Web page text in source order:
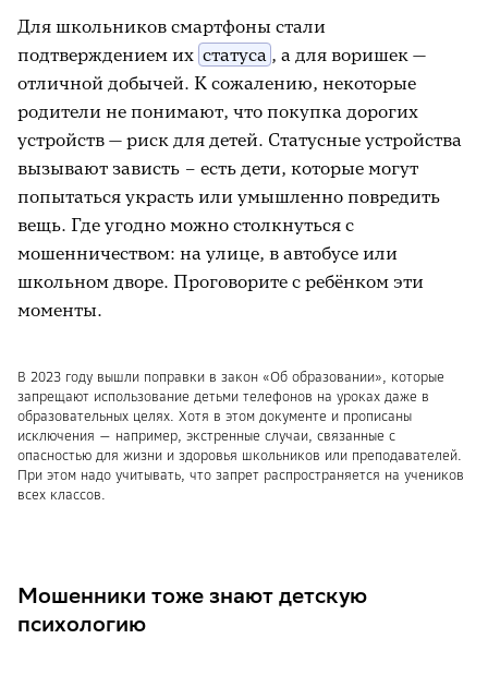
спокойствие и тренируем терпение
Для школьников смартфоны стали
подтверждением их статуса , а для воришек —
отличной добычей. К сожалению, некоторые
родители не понимают, что покупка дорогих
устройств — риск для детей. Статусные устройства
вызывают зависть – есть дети, которые могут
попытаться украсть или умышленно повредить
вещь. Где угодно можно столкнуться с
мошенничеством: на улице, в автобусе или
школьном дворе. Проговорите с ребёнком эти
моменты.
В 2023 году вышли поправки в закон «Об образовании», которые
запрещают использование детьми телефонов на уроках даже в
образовательных целях. Хотя в этом документе и прописаны
исключения — например, экстренные случаи, связанные с
опасностью для жизни и здоровья школьников или преподавателей.
При этом надо учитывать, что запрет распространяется на учеников
всех классов.
Мошенники тоже знают детскую
психологию